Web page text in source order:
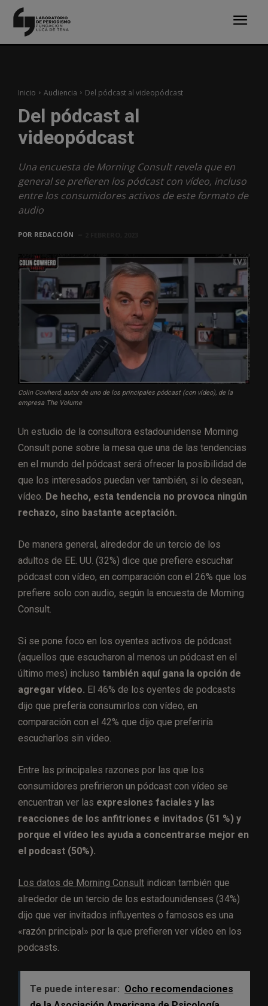
Inicio Audiencia Del pódcast al videopódcast
Del pódcast al
videopódcast
Una encuesta de Morning Consult revela que en
general se prefieren los pódcast con vídeo, incluso
entre los consumidores activos de este formato de
audio
POR REDACCIÓN
Colin Cowherd, autor de uno de los principales pódcast (con vídeo), de la
empresa The Volume
Un estudio de la consultora estadounidense Morning
Consult pone sobre la mesa que una de las tendencias
en el mundo del pódcast será ofrecer la posibilidad de
que los interesados puedan ver también, si lo desean,
vídeo. De hecho, esta tendencia no provoca ningún
rechazo, sino bastante aceptación.
De manera general, alrededor de un tercio de los
adultos de EE. UU. (32%) dice que prefiere escuchar
pódcast con vídeo, en comparación con el 26% que los
prefiere solo con audio, según la encuesta de Morning
Consult.
Si se pone foco en los oyentes activos de pódcast
(aquellos que escucharon al menos un pódcast en el
último mes) incluso también aquí gana la opción de
agregar vídeo. El 46% de los oyentes de podcasts
dijo que prefería consumirlos con vídeo, en
comparación con el 42% que dijo que preferiría
escucharlos sin video.
Entre las principales razones por las que los
consumidores prefirieron un pódcast con vídeo se
encuentran ver las expresiones faciales y las
reacciones de los anfitriones e invitados (51 %) y
porque el vídeo les ayuda a concentrarse mejor en
el podcast (50%).
Los datos de Morning Consult indican también que
alrededor de un tercio de los estadounidenses (34%)
dijo que ver invitados influyentes o famosos es una
«razón principal» por la que prefieren ver vídeo en los
podcasts.
Te puede interesar: Ocho recomendaciones